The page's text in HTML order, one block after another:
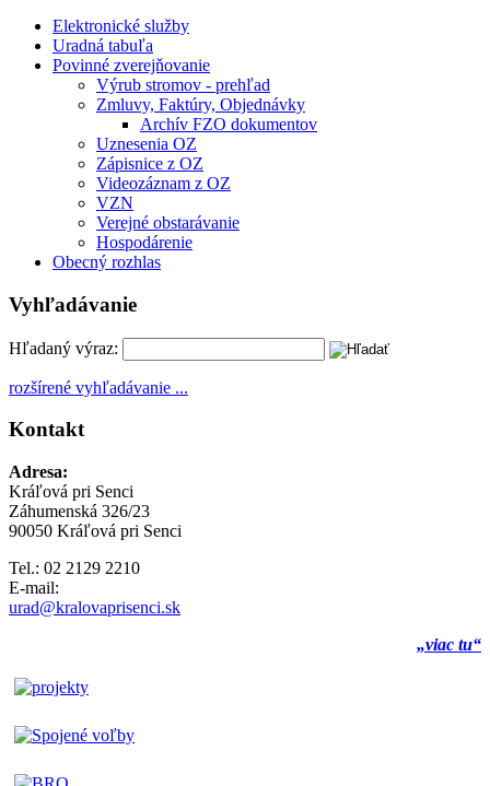
Elektronické služby
Uradná tabuľa
Povinné zverejňovanie
Výrub stromov - prehľad
Zmluvy, Faktúry, Objednávky
Archív FZO dokumentov
Uznesenia OZ
Zápisnice z OZ
Videozáznam z OZ
VZN
Verejné obstarávanie
Hospodárenie
Obecný rozhlas
Vyhľadávanie
Hľadaný výraz:
rozšírené vyhľadávanie ...
Kontakt
Adresa:
Kráľová pri Senci
Záhumenská 326/23
90050 Kráľová pri Senci
Tel.: 02 2129 2210
E-mail:
urad@kralovaprisenci.sk
„viac tu“